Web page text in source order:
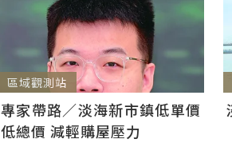
區域觀測站
專家帶路／淡海新市鎮低單價
低總價 減輕購屋壓力